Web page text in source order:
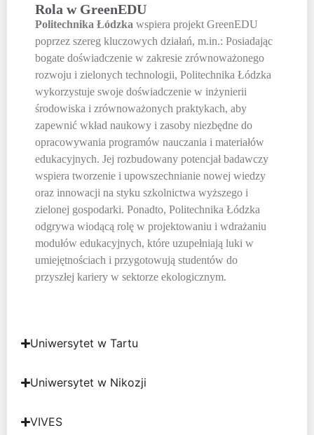
Rola w GreenEDU
Politechnika Łódzka wspiera projekt GreenEDU
poprzez szereg kluczowych działań, m.in.: Posiadając
bogate doświadczenie w zakresie zrównoważonego
rozwoju i zielonych technologii, Politechnika Łódzka
wykorzystuje swoje doświadczenie w inżynierii
środowiska i zrównoważonych praktykach, aby
zapewnić wkład naukowy i zasoby niezbędne do
opracowywania programów nauczania i materiałów
edukacyjnych. Jej rozbudowany potencjał badawczy
wspiera tworzenie i upowszechnianie nowej wiedzy
oraz innowacji na styku szkolnictwa wyższego i
zielonej gospodarki. Ponadto, Politechnika Łódzka
odgrywa wiodącą rolę w projektowaniu i wdrażaniu
modułów edukacyjnych, które uzupełniają luki w
umiejętnościach i przygotowują studentów do
przyszłej kariery w sektorze ekologicznym.
Uniwersytet w Tartu
Uniwersytet w Nikozji
VIVES